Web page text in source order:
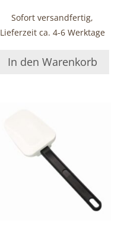
Sofort versandfertig,
Lieferzeit ca. 4-6 Werktage
In den Warenkorb
weist
mehrere
Varianten
auf.
Optionen